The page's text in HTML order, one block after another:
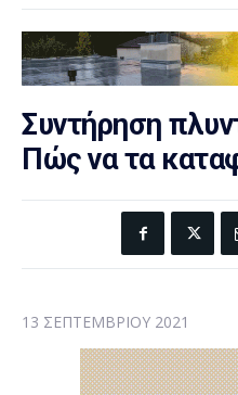
Συντήρηση
Πώς να τα
13 ΣΕΠΤΕΜΒΡΊΟΥ 2021